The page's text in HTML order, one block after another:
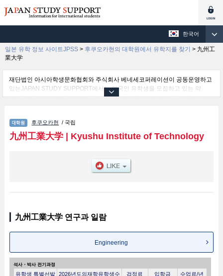
한국어
일본 유학 정보 사이트JPSS > 후쿠오카현의 대학원에서 유학지를 찾기 > 九州工
業大学
재단법인 아시아학생문화협회와 주식회사 베네세코퍼레이션이 공동운영하고
있는JAPAN STUDY SUPPORT에서는 외국인 유학생을 모집하고 있는 약
1,300여 개의 대학・대학원・단기대학・전문학교의 정보를 게재하고 있습니
School of Computer Science and Systems Engineering및Life Science and
Systems Engineering 등의 연구과별 정보, 모집정원과 합격자수 등의 입시정
보, 시설안내, 교통정보 등 외국인 유학생에게 유익하고 필요한 정보를 게재하
후쿠오카현 / 국립
九州工業大学| Kyushu Institute of Technology
九州工業大学 연구과 일람
Engineering
석사・박사 전기과정
유학생 특별선발 2026년도의재학유학생수 검정료 입학금 수업료/년